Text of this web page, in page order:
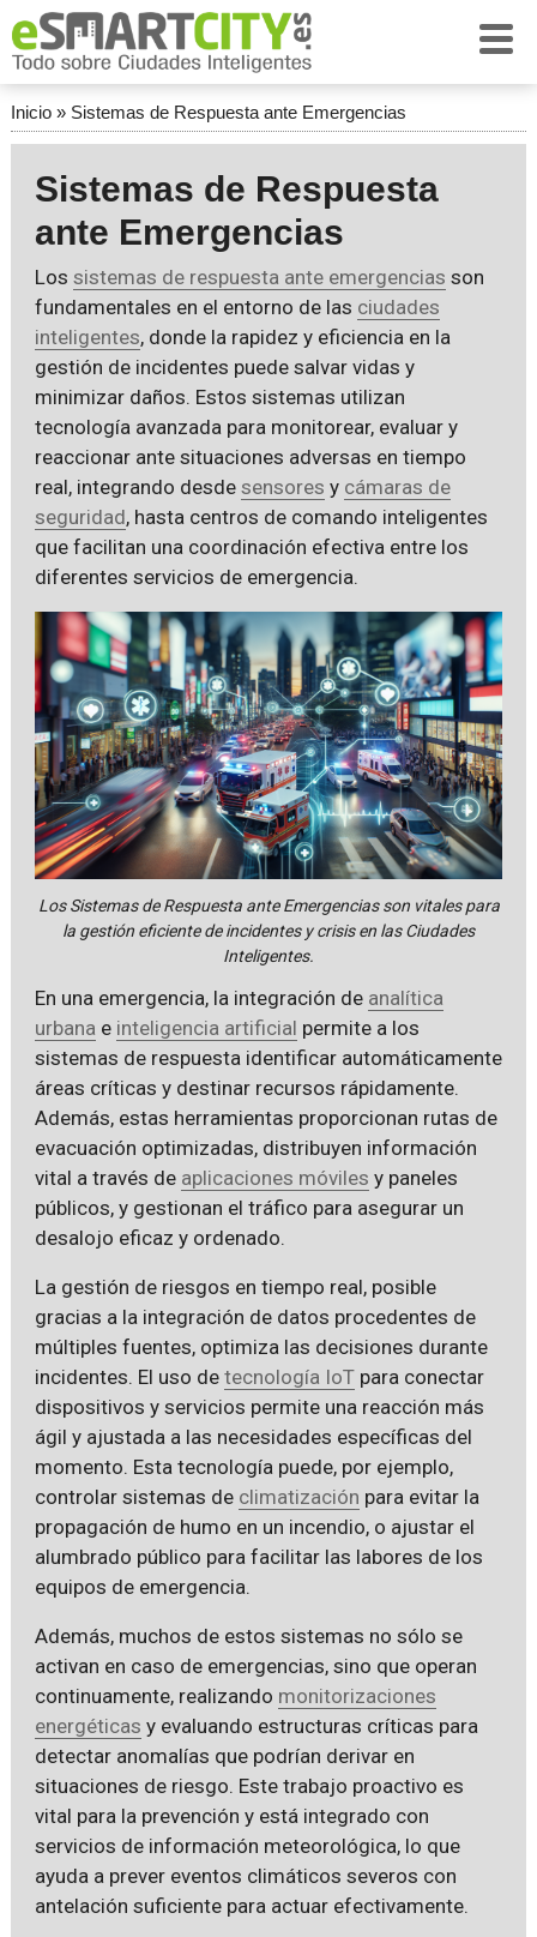
Inicio» Sistemas de Respuesta ante Emergencias
Sistemas de Respuesta
ante Emergencias
Los sistemas de respuesta ante emergencias son
fundamentales en el entorno de las ciudades
inteligentes, donde la rapidez y eficiencia en la
gestión de incidentes puede salvar vidas y
minimizar daños. Estos sistemas utilizan
tecnología avanzada para monitorear, evaluar y
reaccionar ante situaciones adversas en tiempo
real, integrando desde sensores y cámaras de
seguridad, hasta centros de comando inteligentes
que facilitan una coordinación efectiva entre los
diferentes servicios de emergencia.
Los Sistemas de Respuesta ante Emergencias son vitales para
la gestión eficiente de incidentes y crisis en las Ciudades
Inteligentes.
En una emergencia, la integración de analítica
urbana e inteligencia artificial permite a los
sistemas de respuesta identificar automáticamente
áreas críticas y destinar recursos rápidamente.
Además, estas herramientas proporcionan rutas de
evacuación optimizadas, distribuyen información
vital a través de aplicaciones móviles y paneles
públicos, y gestionan el tráfico para asegurar un
desalojo eficaz y ordenado.
La gestión de riesgos en tiempo real, posible
gracias a la integración de datos procedentes de
múltiples fuentes, optimiza las decisiones durante
incidentes. El uso de tecnología IoTpara conectar
dispositivos y servicios permite una reacción más
ágil y ajustada a las necesidades específicas del
momento. Esta tecnología puede, por ejemplo,
controlar sistemas de climatización para evitar la
propagación de humo en un incendio, o ajustar el
alumbrado público para facilitar las labores de los
equipos de emergencia.
Además, muchos de estos sistemas no sólo se
activan en caso de emergencias, sino que operan
continuamente, realizando monitorizaciones
energéticas y evaluando estructuras críticas para
detectar anomalías que podrían derivar en
situaciones de riesgo. Este trabajo proactivo es
vital para la prevención y está integrado con
servicios de información meteorológica, lo que
ayuda a prever eventos climáticos severos con
antelación suficiente para actuar efectivamente.